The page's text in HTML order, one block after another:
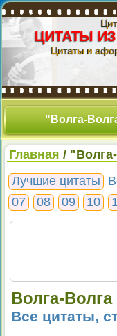
ЦИТАТЫ
Цитаты и
"Волга-
Главная /
Лучшие цитаты
07
08 09 10
Волга-Волга
Все цитаты,